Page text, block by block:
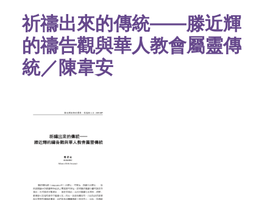
祈禱出來的傳統——滕近輝
的禱告觀與華人教會屬靈傳
統／陳韋安